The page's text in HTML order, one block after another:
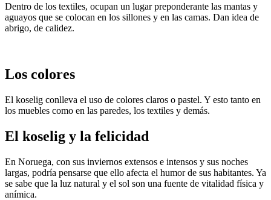
Dentro de los textiles, ocupan un lugar preponderante las mantas y
aguayos que se colocan en los sillones y en las camas. Dan idea de
abrigo, de calidez.
Los colores
El koselig conlleva el uso de colores claros o pastel. Y esto tanto en
los muebles como en las paredes, los textiles y demás.
El koselig y la felicidad
En Noruega, con sus inviernos extensos e intensos y sus noches
largas, podría pensarse que ello afecta el humor de sus habitantes. Ya
se sabe que la luz natural y el sol son una fuente de vitalidad física y
anímica.